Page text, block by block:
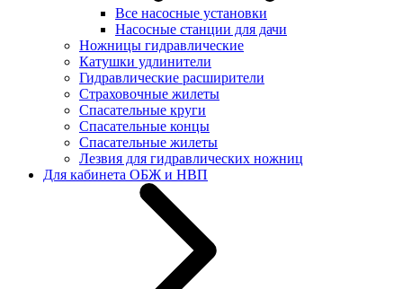
Все насосные установки
Насосные станции для дачи
Ножницы гидравлические
Катушки удлинители
Гидравлические расширители
Страховочные жилеты
Спасательные круги
Спасательные концы
Спасательные жилеты
Лезвия для гидравлических ножниц
Для кабинета ОБЖ и НВП